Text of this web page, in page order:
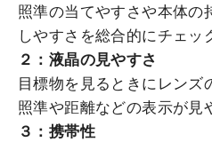
照準の当てやすさや本体の
しやすさを総合的にチェッ
２：液晶の見やすさ
目標物を見るときにレンズ
照準や距離などの表示が見
３：携帯性